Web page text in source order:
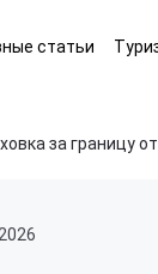
статьи
за границу